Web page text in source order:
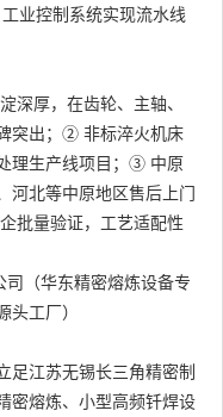
业控制系统实现流水线
厚，在齿轮、主轴、
突出；② 非标淬火机床
理生产线项目；③ 中原
河北等中原地区售后上门
批量验证，工艺适配性
（华东精密熔炼设备专
工厂）
足江苏无锡长三角精密制
密熔炼、小型高频钎焊设